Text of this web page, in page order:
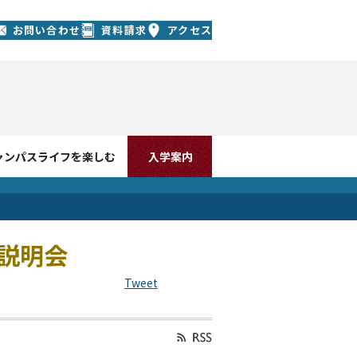
お問い合わせ 資料請求 アクセス
ンパスライフを楽しむ 入学案内
Tweet
明会